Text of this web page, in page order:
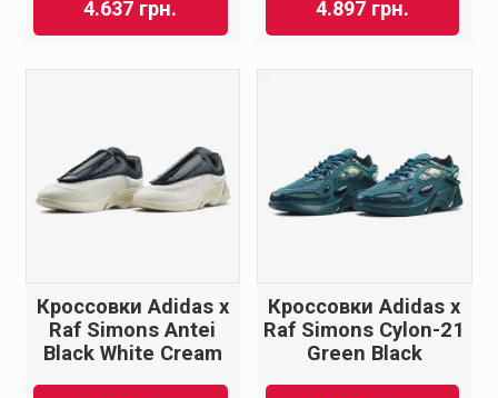
4.637 грн. 4.897 грн.
Кроссовки Adidas x
Raf Simons Antei
Black White Cream
Кроссовки Adidas x
Raf Simons Cylon-21
Green Black